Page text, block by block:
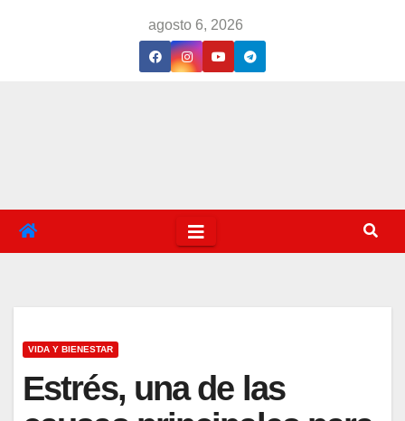
agosto 6, 2026
VIDA Y BIENESTAR
Estrés, una de las